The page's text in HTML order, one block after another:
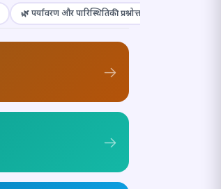
🌿 पर्यावरण और पारिस्थितिकी प्रश्नोत्तरी